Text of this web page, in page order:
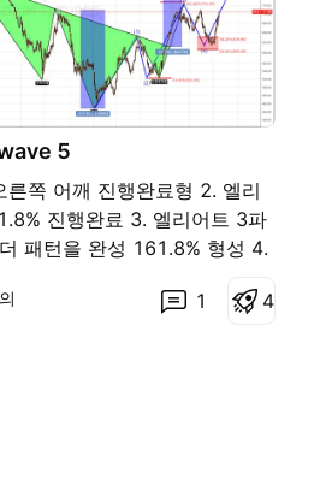
5
쪽 어깨 진행완료형 2. 엘리
진행완료 3. 엘리어트 3파
패턴을 완성 161.8% 형성 4.
눌림이후 엘리어트 5파동 진
1 4